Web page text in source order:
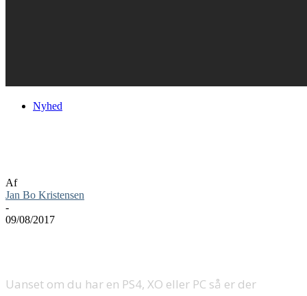
Nyhed
Af
Jan Bo Kristensen
-
09/08/2017
Uanset om du har en PS4, XO eller PC så er der